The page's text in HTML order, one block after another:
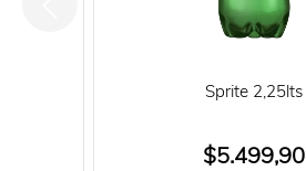
Sprite 2,25lts
$5.499,90